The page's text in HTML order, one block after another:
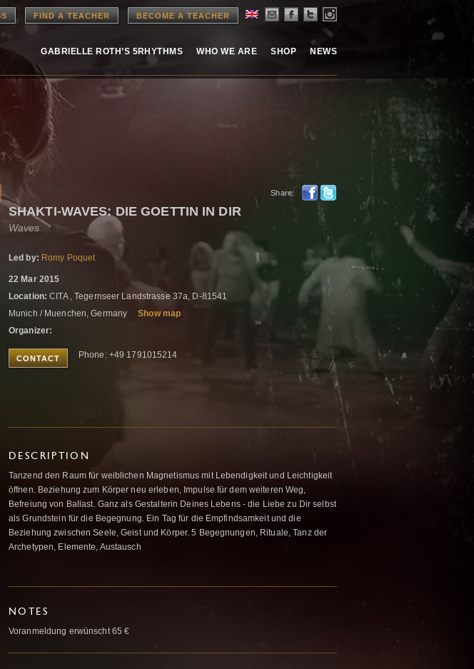
FIND A TEACHER BECOME A TEACHER
GABRIELLE ROTH’S 5RHYTHMS WHO WE ARE SHOP NEWS
Share:
SHAKTI-WAVES: DIE GOETTIN IN DIR
Waves
Led by: Romy Poquet
22 Mar 2015
Location: CITA , Tegernseer Landstrasse 37a, D-81541
Munich / Muenchen, Germany
Show map
Organizer:
CONTACT Phone: +49 1791015214
DESCRIPTION
Tanzend den Raum für weiblichen Magnetismus mit Lebendigkeit und Leichtigkeit
öffnen. Beziehung zum Körper neu erleben, Impulse für dem weiteren Weg,
Befreiung von Ballast. Ganz als Gestalterin Deines Lebens - die Liebe zu Dir selbst
als Grundstein für die Begegnung. Ein Tag für die Empfindsamkeit und die
Beziehung zwischen Seele, Geist und Körper. 5 Begegnungen, Rituale, Tanz der
Archetypen, Elemente, Austausch
NOTES
Voranmeldung erwünscht 65 €